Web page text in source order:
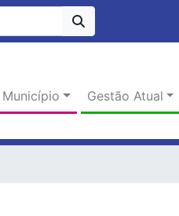
Município Gestão Atual